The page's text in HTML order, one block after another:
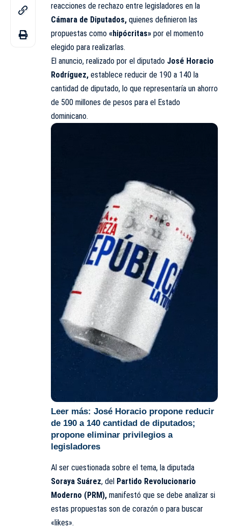
reacciones de rechazo entre legisladores en la
Cámara de Diputados, quienes definieron las
propuestas como «hipócritas» por el momento
elegido para realizarlas.
El anuncio, realizado por el diputado José Horacio
Rodríguez, establece reducir de 190 a 140 la
cantidad de diputado, lo que representaría un ahorro
de 500 millones de pesos para el Estado
dominicano.
Leer más: José Horacio propone reducir
de 190 a 140 cantidad de diputados;
propone eliminar privilegios a
legisladores
Al ser cuestionada sobre el tema, la diputada
Soraya Suárez, del Partido Revolucionario
Moderno (PRM), manifestó que se debe analizar si
estas propuestas son de corazón o para buscar
«likes».